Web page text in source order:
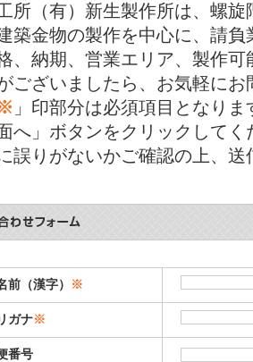
所（有）新生製作所は、螺
築金物の製作を中心に、請
、納期、営業エリア、製作
ございましたら、お気軽に
」印部分は必須項目となり
へ」ボタンをクリックしてく
誤りがないかご確認の上、送
前（漢字） ※
ガナ※
番号